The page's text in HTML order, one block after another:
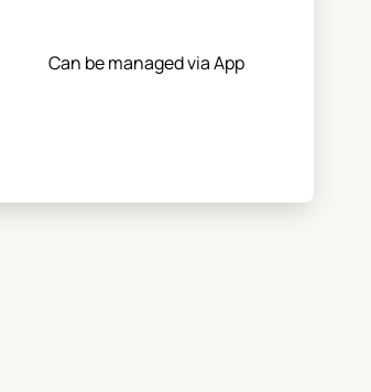
Can be managed via App